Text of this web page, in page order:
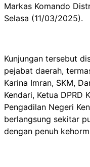
Markas Komando
Selasa (11/03/2025).
Kunjungan tersebut
pejabat daerah,
Karina Imran, SKM,
Kendari, Ketua DPRD
Pengadilan Negeri
berlangsung sekitar
dengan penuh